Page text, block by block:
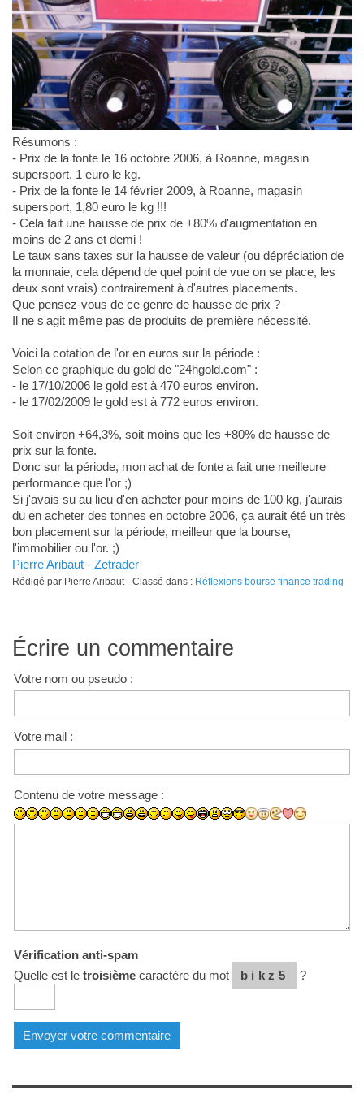
Résumons :
- Prix de la fonte le 16 octobre 2006, à Roanne, magasin
supersport, 1 euro le kg.
- Prix de la fonte le 14 février 2009, à Roanne, magasin
supersport, 1,80 euro le kg !!!
- Cela fait une hausse de prix de +80% d'augmentation en
moins de 2 ans et demi !
Le taux sans taxes sur la hausse de valeur (ou dépréciation de
la monnaie, cela dépend de quel point de vue on se place, les
deux sont vrais) contrairement à d'autres placements.
Que pensez-vous de ce genre de hausse de prix ?
Il ne s'agit même pas de produits de première nécessité.
Voici la cotation de l'or en euros sur la période :
Selon ce graphique du gold de "24hgold.com" :
- le 17/10/2006 le gold est à 470 euros environ.
- le 17/02/2009 le gold est à 772 euros environ.
Soit environ +64,3%, soit moins que les +80% de hausse de
prix sur la fonte.
Donc sur la période, mon achat de fonte a fait une meilleure
performance que l'or ;)
Si j'avais su au lieu d'en acheter pour moins de 100 kg, j'aurais
du en acheter des tonnes en octobre 2006, ça aurait été un très
bon placement sur la période, meilleur que la bourse,
l'immobilier ou l'or. ;)
Pierre Aribaut - Zetrader
Rédigé par Pierre Aribaut - Classé dans : Réflexions bourse finance trading
Écrire un commentaire
Votre nom ou pseudo :
Votre mail :
Contenu de votre message :
Vérification anti-spam
Quelle est le troisièmecaractère du mot bikz5 ?